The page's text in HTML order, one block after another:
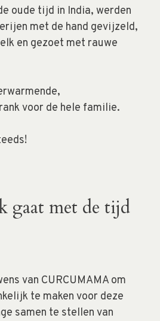
oude tijd in India, werden
met de hand gevijzeld,
en gezoet met rauwe
voor de hele familie.
gaat met de tijd
van CURCUMAMA om
te maken voor deze
samen te stellen van